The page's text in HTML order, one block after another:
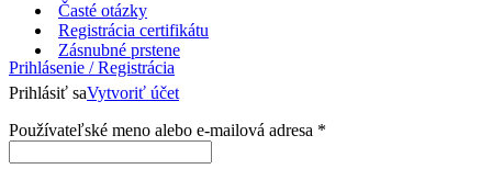
Časté otázky
Registrácia certifikátu
Prihlásenie / Registrácia
Prihlásiť saVytvoriť účet
Používateľské meno alebo e-mailová adresa *
Zásnubné prstene